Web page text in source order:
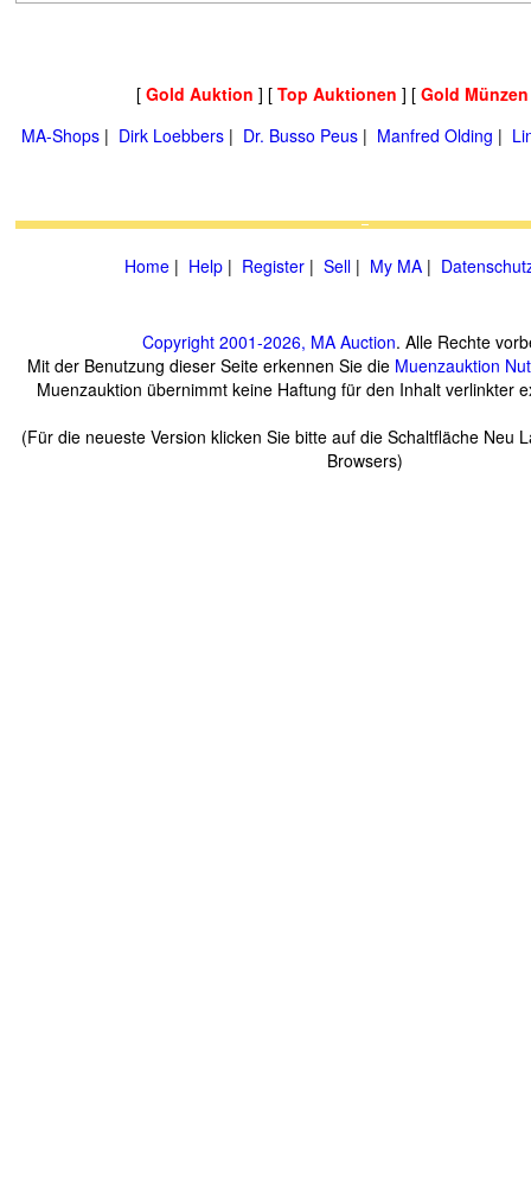
[ Gold Auktion ] [ Top Auktionen ] [ Gold
MA-Shops | Dirk Loebbers | Dr. Busso Peus | Manfred Olding |
Home | Help | Register | Sell | My MA |
Copyright 2001-2026, MA Auction. Alle Rechte
Mit der Benutzung dieser Seite erkennen Sie die Muenzauktion
Muenzauktion übernimmt keine Haftung für den Inhalt verlinkter
(Für die neueste Version klicken Sie bitte auf die Schaltfläche Neu
Browsers)